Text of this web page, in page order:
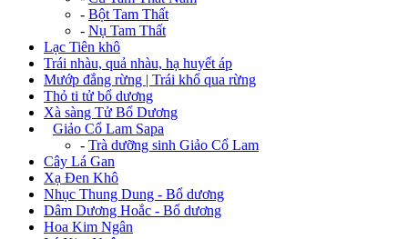
- Bột Tam Thất
- Nụ Tam Thất
Lạc Tiên khô
Trái nhàu, quả nhàu, hạ huyết áp
Mướp đắng rừng | Trái khổ qua rừng
Thỏ ti tử bổ dương
Xà sàng Tử Bổ Dương
Giảo Cổ Lam Sapa
- Trà dưỡng sinh Giảo Cổ Lam
Cây Lá Gan
Xạ Đen Khô
Nhục Thung Dung - Bổ dương
Dâm Dương Hoắc - Bổ dương
Hoa Kim Ngân